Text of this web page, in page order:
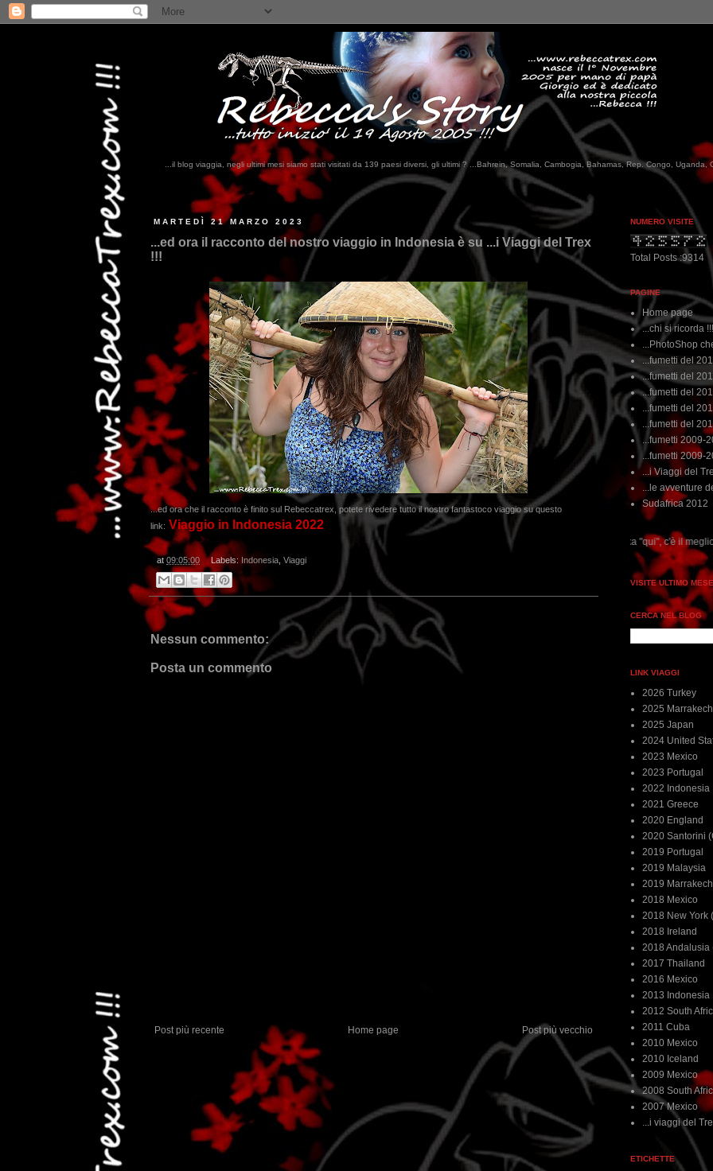
...il blog viaggia, negli ultimi mesi siamo stati visitati da 139 paesi diversi, gli ultimi ? ...Bahrein, Somalia, Cambogia, Bahamas, Rep. Congo, Uganda,
MARTEDÌ 21 MARZO 2023
...ed ora il racconto del nostro viaggio in Indonesia è su ...i Viaggi del Trex
!!!
...ed ora che il racconto è finito sul Rebeccatrex, potete rivedere tutto il nostro fantastoco viaggio su questo
link: Viaggio in Indonesia 2022
at 09:05:00 Labels: Indonesia, Viaggi
Nessun commento:
Posta un commento
Post più recente Post più vecchio
Home page
NUMERO VISITE
Total Posts :9314
PAGINE
Home page
...chi si ricorda !!!
...PhotoShop
...fumetti del
...fumetti del
...fumetti del
...fumetti del
...fumetti del
...fumetti 2009-
...fumetti 2009-
...i Viaggi del
...le avventure
Sudafrica 2012
...dai non perdere tempo, clikka "qui", c'è il meglio del
VISITE ULTIMO MESE
CERCA NEL BLOG
LINK VIAGGI
2026 Turkey
2025
2025 Japan
2024 United
2023 Mexico
2023 Portugal
2022 Indonesia
2021 Greece
2020 England
2020 Santorini
2019 Portugal
2019 Malaysia
2019
2018 Mexico
2018 New York
2018 Ireland
2018 Andalusia
2017 Thailand
2016 Mexico
2013 Indonesia
2012 South
2011 Cuba
2010 Mexico
2010 Iceland
2009 Mexico
2008 South
2007 Mexico
...i viaggi del
ETICHETTE